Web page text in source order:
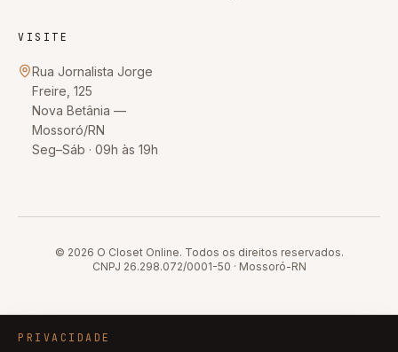
VISITE
Rua Jornalista Jorge
Freire, 125
Nova Betânia —
Mossoró/RN
Seg–Sáb · 09h às 19h
© 2026 O Closet Online. Todos os direitos reservados.
CNPJ 26.298.072/0001-50 · Mossoró-RN
PRIVACIDADE